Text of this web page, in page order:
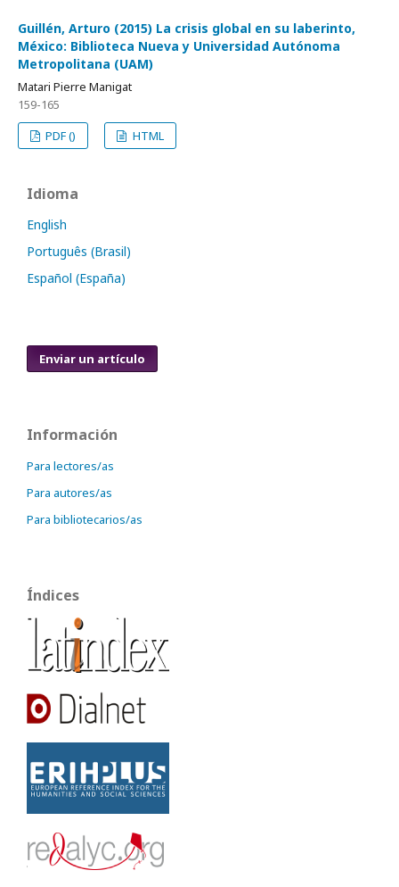
Guillén, Arturo (2015) La crisis global en su laberinto,
México: Biblioteca Nueva y Universidad Autónoma
Metropolitana (UAM)
Matari Pierre Manigat
159-165
PDF ()
HTML
Idioma
English
Português (Brasil)
Español (España)
Enviar un artículo
Información
Para lectores/as
Para autores/as
Para bibliotecarios/as
Índices